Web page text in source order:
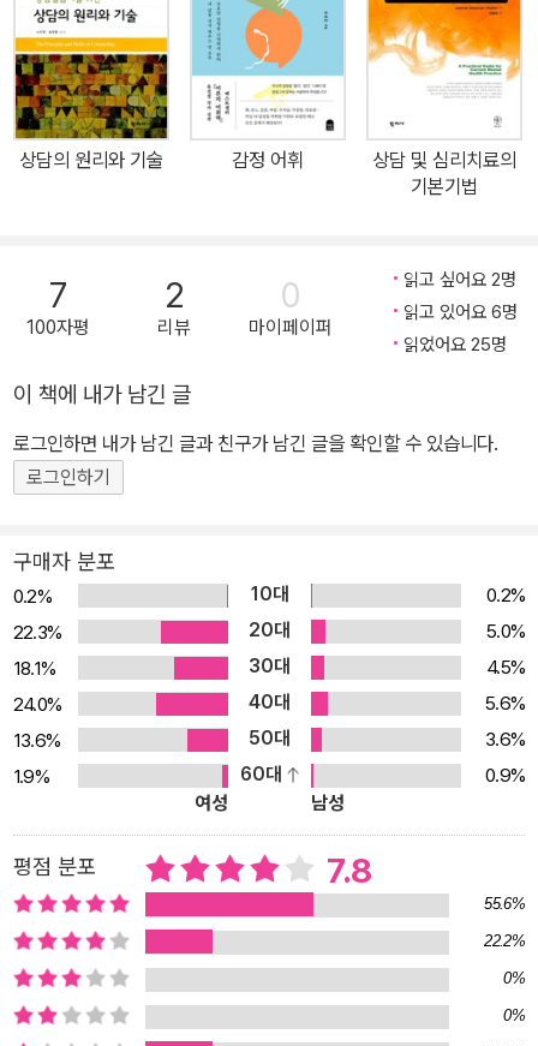
교 Best Researcher 공로상을 받았고, 주요 관심 연구 분야는 상담
기술, 인간중심과 포커싱 체험심리치료, 상담자 발달 및 성장이다.
상담의 원리와 기술 감정 어휘
상담 및 심리치료의
기본기법
7
100자평
2
리뷰
0
마이페이퍼
읽고 싶어요 2명
읽고 있어요 6명
읽었어요 25명
이 책에 내가 남긴 글
로그인하면 내가 남긴 글과 친구가 남긴 글을 확인할 수 있습니다.
로그인하기
구매자 분포
0.2% 10대
0.2%
22.3%
20대
5.0%
18.1%
30대
4.5%
24.0%
40대
5.6%
13.6%
50대
3.6%
1.9%
60대
0.9%
여성
남성
평점 분포 7.8
55.6%
22.2%
0%
0%